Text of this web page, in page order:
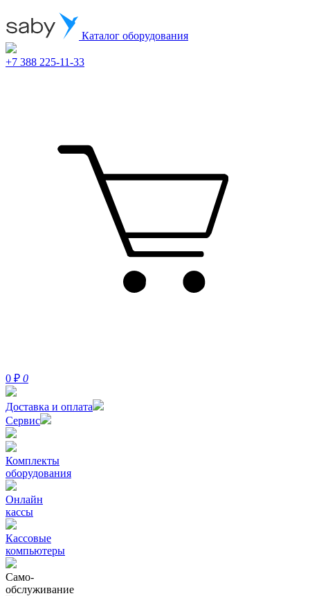
Каталог оборудования
+7 388 225-11-33
0 ₽ 0
Доставка и оплата
Сервис
Комплекты
оборудования
Онлайн
кассы
Кассовые
компьютеры
Само-
обслуживание